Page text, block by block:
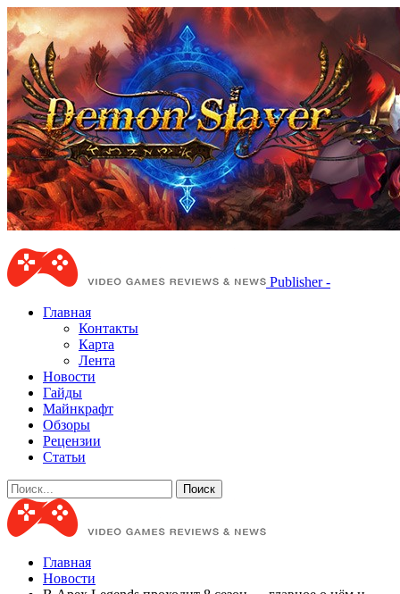
Publisher -
Главная
Контакты
Карта
Лента
Новости
Гайды
Майнкрафт
Обзоры
Рецензии
Статьи
Главная
Новости